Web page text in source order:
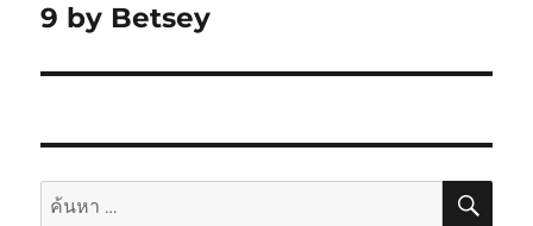
9 by Betsey
ค้นหา: ค้น